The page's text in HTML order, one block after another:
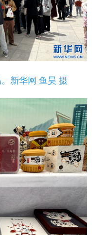
新华网 鱼昊 摄